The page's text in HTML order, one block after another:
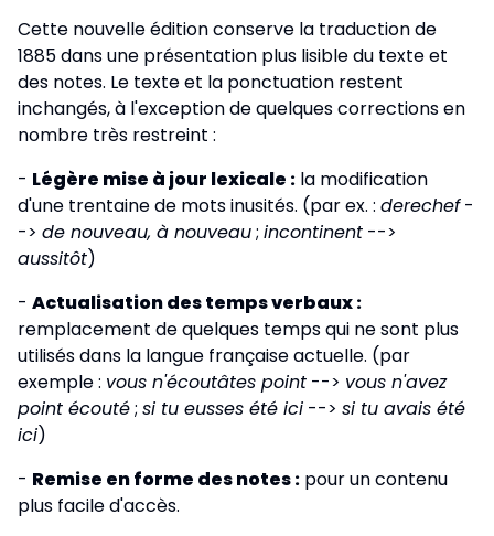
Cette nouvelle édition conserve la traduction de
1885 dans une présentation plus lisible du texte et
des notes. Le texte et la ponctuation restent
inchangés, à l'exception de quelques corrections en
nombre très restreint :
- Légère mise à jour lexicale : la modification
d'une trentaine de mots inusités. (par ex. : derechef-
-> de nouveau, à nouveau; incontinent -->
aussitôt)
- Actualisation des temps verbaux :
remplacement de quelques temps qui ne sont plus
utilisés dans la langue française actuelle. (par
exemple : vous n'écoutâtes point --> vous n'avez
point écouté; si tu eusses été ici --> si tu avais été
ici)
- Remise en forme des notes : pour un contenu
plus facile d'accès.